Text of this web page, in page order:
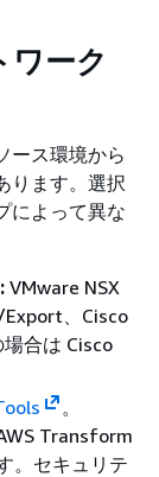
ワーク
ース環境から
ります。選択
によって異な
VMware NSX
、Cisco
合は Cisco
。
Transform
。セキュリテ